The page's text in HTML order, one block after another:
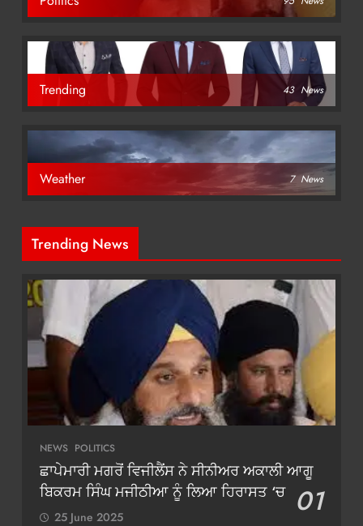
Trending 43 News
Weather 7 News
Trending News
NEWS POLITICS
ਛਾਪੇਮਾਰੀ ਮਗਰੋਂ ਵਿਜੀਲੈਂਸ ਨੇ ਸੀਨੀਅਰ ਅਕਾਲੀ ਆਗੂ
ਬਿਕਰਮ ਸਿੰਘ ਮਜੀਠੀਆ ਨੂੰ ਲਿਆ ਹਿਰਾਸਤ ‘ਚ 01
25 June 2025